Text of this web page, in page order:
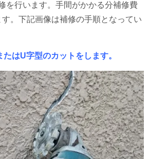
を行います。手間がかかる分補修費
。下記画像は補修の手順となってい
はU字型のカットをします。